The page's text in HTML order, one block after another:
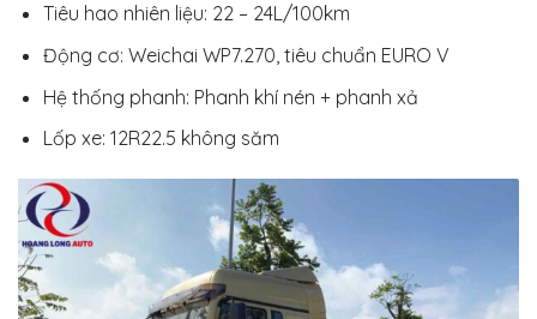
Tiêu hao nhiên liệu: 22 – 24L/100km
Động cơ: Weichai WP7.270, tiêu chuẩn EURO V
Hệ thống phanh: Phanh khí nén + phanh xả
Lốp xe: 12R22.5 không săm